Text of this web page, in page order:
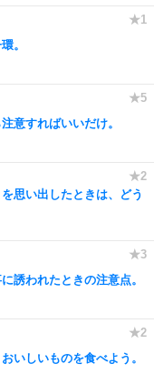
。
意すればいいだけ。
思い出したときは、どう
誘われたときの注意点。
いしいものを食べよう。